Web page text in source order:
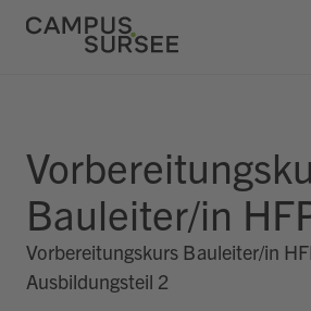
Bauleiter/in
Vorbereitungskurs Bauleiter/in
Ausbildungsteil 2
ChatBob